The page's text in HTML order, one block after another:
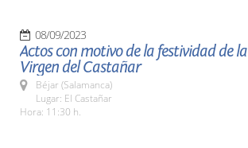
08/09/2023
Actos con motivo de la festividad de la
Virgen del Castañar
Béjar (Salamanca)
Lugar: El Castañar
Hora: 11:30 h.